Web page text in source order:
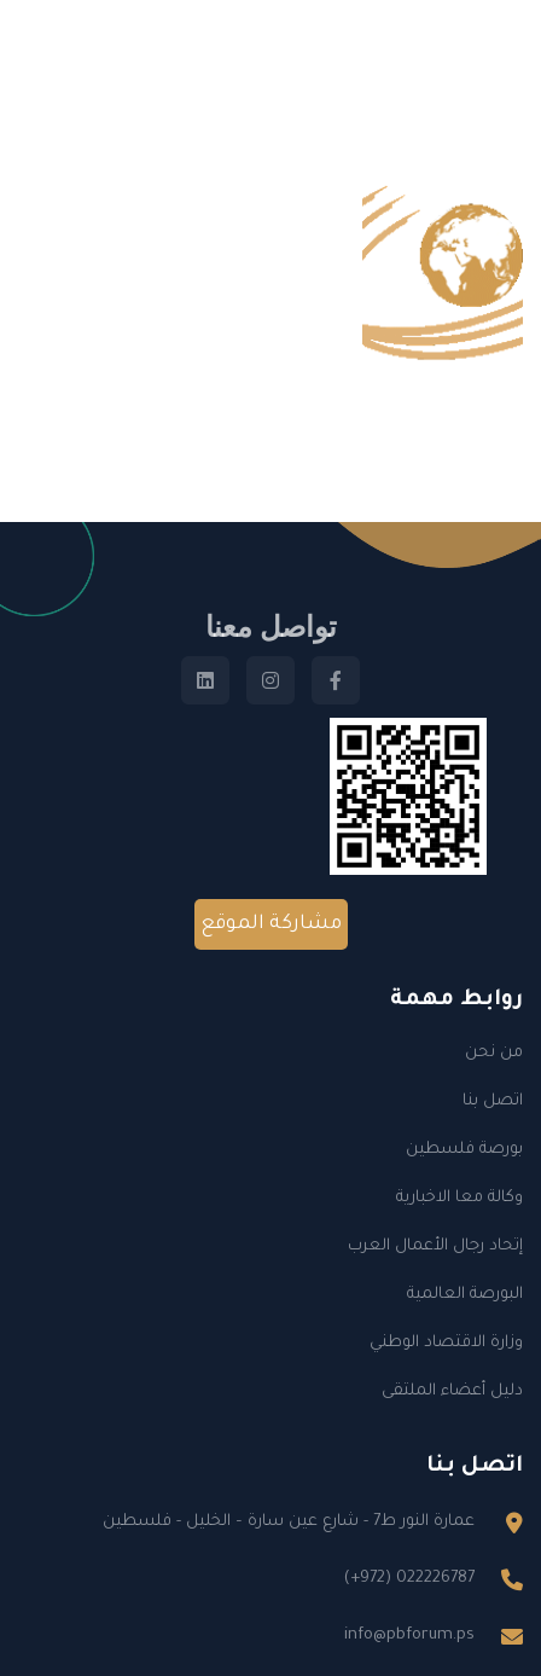
تواصل معنا
مشاركة الموقع
روابط مهمة
من نحن
اتصل بنا
بورصة فلسطين
وكالة معا الاخبارية
إتحاد رجال الأعمال العرب
البورصة العالمية
وزارة الاقتصاد الوطني
دليل أعضاء الملتقى
اتصل بنا
عمارة النور ط7 - شارع عين سارة – الخليل - فلسطين
(+972) 022226787
info@pbforum.ps